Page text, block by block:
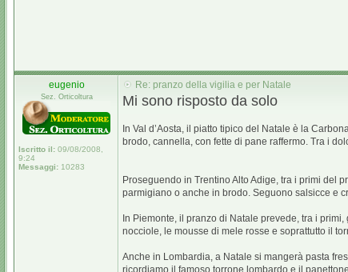
eugenio
Sez. Orticoltura
Iscritto il: 09/08/2008,
9:24
Messaggi: 10283
Re: pranzo della vigilia e per Natale
Mi sono risposto da solo
In Val d’Aosta, il piatto tipico del Natale è la
brodo, cannella, con fette di pane raffermo. Tra i
Proseguendo in Trentino Alto Adige, tra i primi del
parmigiano o anche in brodo. Seguono salsicce e
In Piemonte, il pranzo di Natale prevede, tra i
nocciole, le mousse di mele rosse e soprattutto il
Anche in Lombardia, a Natale si mangerà pasta
ricordiamo il famoso torrone lombardo e il